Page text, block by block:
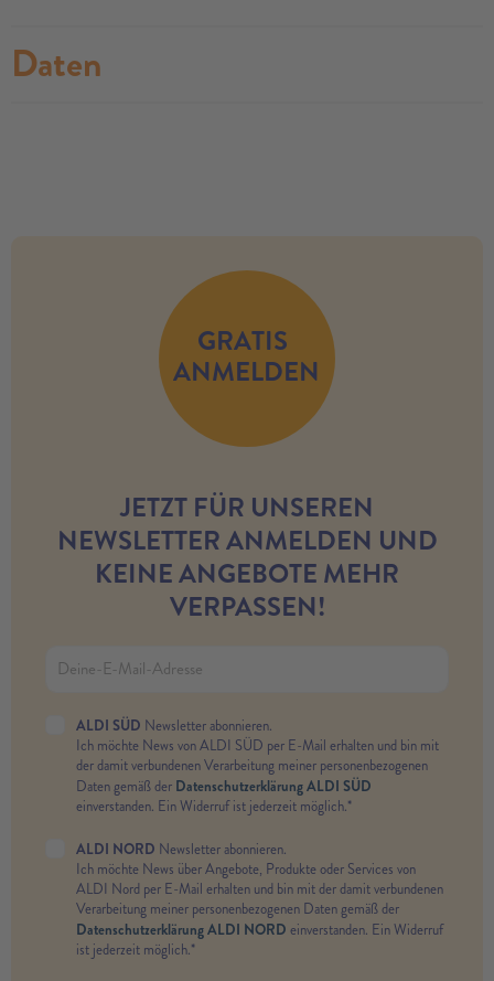
Daten
GRATIS
ANMELDEN
JETZT FÜR UNSEREN
NEWSLETTER ANMELDEN UND
KEINE ANGEBOTE MEHR
VERPASSEN!
ALDI SÜD Newsletter abonnieren.
Ich möchte News von ALDI SÜD per E-Mail erhalten und bin mit
der damit verbundenen Verarbeitung meiner personenbezogenen
Daten gemäß der Datenschutzerklärung ALDI SÜD
einverstanden. Ein Widerruf ist jederzeit möglich.*
ALDI NORD Newsletter abonnieren.
Ich möchte News über Angebote, Produkte oder Services von
ALDI Nord per E-Mail erhalten und bin mit der damit verbundenen
Verarbeitung meiner personenbezogenen Daten gemäß der
Datenschutzerklärung ALDI NORD einverstanden. Ein Widerruf
ist jederzeit möglich.*